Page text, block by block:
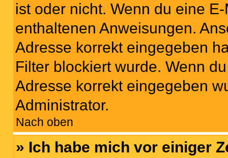
ist oder nicht. Wenn du eine
enthaltenen Anweisungen.
Adresse korrekt eingegeben
Filter blockiert wurde. Wenn
Adresse korrekt eingegeben
Administrator.
Nach oben
» Ich habe mich vor einiger